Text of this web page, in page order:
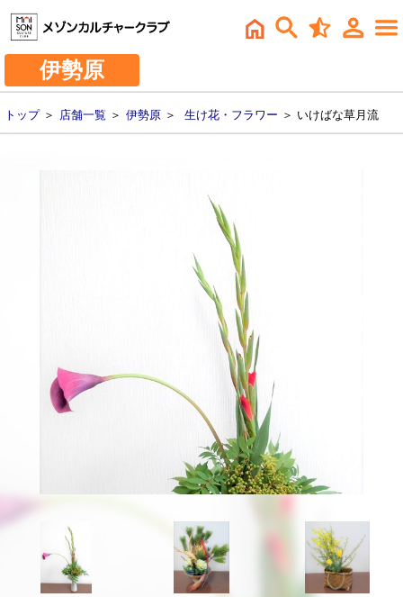
伊勢原
トップ＞ 店舗一覧 ＞ 伊勢原 ＞ 生け花・フラワー ＞ いけばな草月流